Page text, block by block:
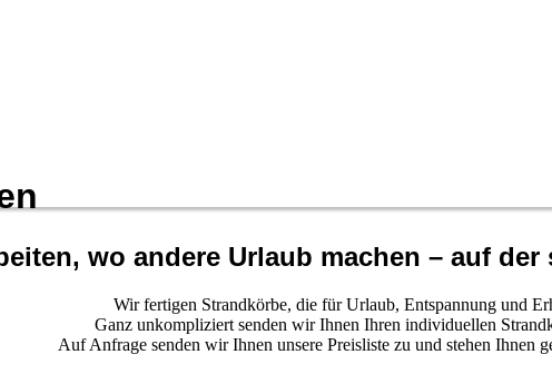
wo andere Urlaub machen – auf
Wir fertigen Strandkörbe, die für Urlaub, Entspannung und
Ganz unkompliziert senden wir Ihnen Ihren individuellen
Auf Anfrage senden wir Ihnen unsere Preisliste zu und stehen Ihnen